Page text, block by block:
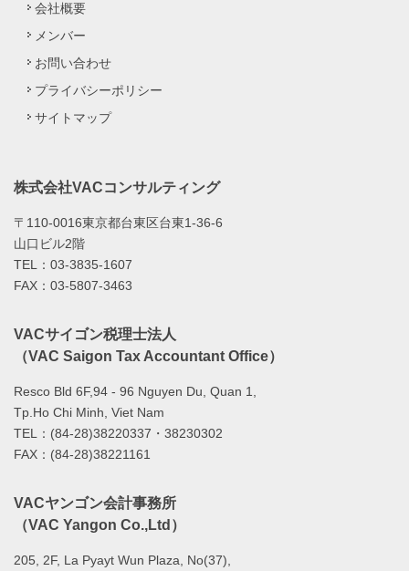
会社概要
メンバー
お問い合わせ
プライバシーポリシー
サイトマップ
株式会社VACコンサルティング
〒110-0016東京都台東区台東1-36-6
山口ビル2階
TEL：03-3835-1607
FAX：03-5807-3463
VACサイゴン税理士法人
（VAC Saigon Tax Accountant Office）
Resco Bld 6F,94 - 96 Nguyen Du, Quan 1,
Tp.Ho Chi Minh, Viet Nam
TEL：(84-28)38220337・38230302
FAX：(84-28)38221161
VACヤンゴン会計事務所
（VAC Yangon Co.,Ltd）
205, 2F, La Pyayt Wun Plaza, No(37),